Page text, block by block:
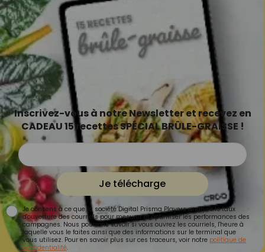
Inscrivez-vous à notre Newsletter et recevez en
CADEAU 15 recettes SPÉCIAL BRÛLE-GRAISSE !
Je télécharge
Je consens à ce que la société Digital Prisma Players analyse le taux
d'ouverture des courriels pour mesurer et optimiser les performances des
campagnes. Nous pourrons savoir si vous ouvrez les courriels, l'heure à
laquelle vous le faites ainsi que des informations sur le terminal que
vous utilisez. Pour en savoir plus sur ces traceurs, voir notre politique de
confidentialité.